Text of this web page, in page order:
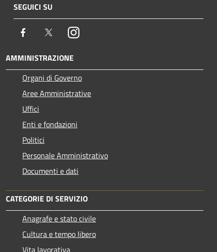
SEGUICI SU
Facebook TwitterInstagram
AMMINISTRAZIONE
Organi di Governo
Aree Amministrative
Uffici
Enti e fondazioni
Politici
Personale Amministrativo
Documenti e dati
CATEGORIE DI SERVIZIO
Anagrafe e stato civile
Cultura e tempo libero
Vita lavorativa